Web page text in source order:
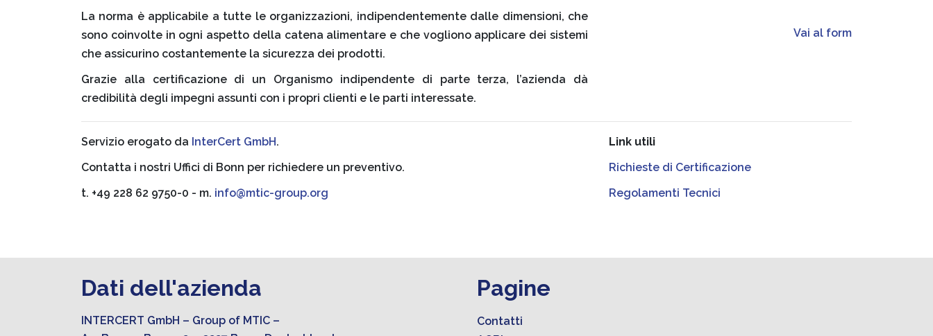
La norma è applicabile a tutte le organizzazioni, indipendentemente dalle dimensioni, che
sono coinvolte in ogni aspetto della catena alimentare e che vogliono applicare dei sistemi
che assicurino costantemente la sicurezza dei prodotti.
Grazie alla certificazione di un Organismo indipendente di parte terza, l’azienda dà
credibilità degli impegni assunti con i propri clienti e le parti interessate.
Vai al form
Servizio erogato da InterCert GmbH.
Contatta i nostri Uffici di Bonn per richiedere un preventivo.
t. +49 228 62 9750-0 - m. info@mtic-group.org
Link utili
Richieste di Certificazione
Regolamenti Tecnici
Dati dell'azienda
INTERCERT GmbH – Group of MTIC –
Pagine
Contatti